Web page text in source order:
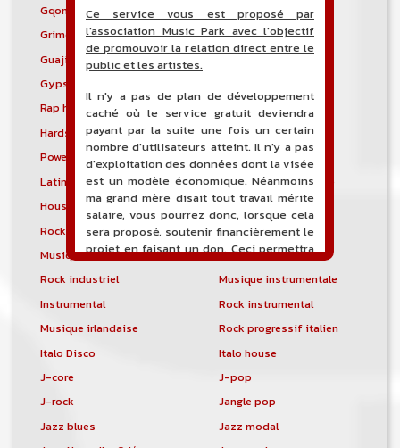
Gqom
Grebo
Grime
Groove metal
Guajira
Guaracha
Gypsy punk
Rap hardcore
Industrial hardcore
Hardstep
Hardstyle
Power noise
Heavenly voices
Latin metal
Musique hindoustanie
House progressive
Tropical house
Rock indépendant
Indietronica
Musique industrielle
Metal industriel
Rock industriel
Musique instrumentale
Instrumental
Rock instrumental
Musique irlandaise
Rock progressif italien
Italo Disco
Italo house
J-core
J-pop
J-rock
Jangle pop
Jazz blues
Jazz modal
Ce service vous est proposé par
l'association Music Park avec l'objectif
de promouvoir la relation direct entre le
public et les artistes.
Il n'y a pas de plan de développement
caché où le service gratuit deviendra
payant par la suite une fois un certain
nombre d'utilisateurs atteint. Il n'y a pas
d'exploitation des données dont la visée
est un modèle économique. Néanmoins
ma grand mère disait tout travail mérite
salaire, vous pourrez donc, lorsque cela
sera proposé, soutenir financièrement le
projet en faisant un don. Ceci permettra
de financer l'hébergement, le nom de
domaine, les heures de maintenance et
de développement du site, et peut-être
de soit que l'ensemble de la
comptabilité sera totalement publique
Un nouveau service de petites annonces
site. Ce service permet, lorsque vous